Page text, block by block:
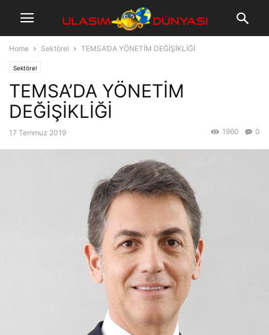
Home Sektörel TEMSA’DA YÖNETİM DEĞİŞİKLİĞİ
Sektörel
TEMSA’DA YÖNETİM
DEĞİŞİKLİĞİ
17 Temmuz 2019 0
1960